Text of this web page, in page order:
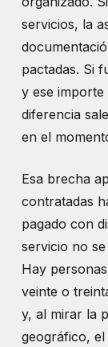
servicios, la
pactadas. Si
y ese
diferencia
en el
Esa brecha
contratadas
pagado con
servicio no
Hay
veinte o
y, al mirar la
geográfico,